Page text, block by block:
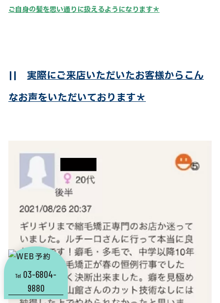
ご自身の髪を思い通りに扱えるようになります＊
|| 実際にご来店いただいたお客様からこん
なお声をいただいております＊
Tel 03-6804-
9880